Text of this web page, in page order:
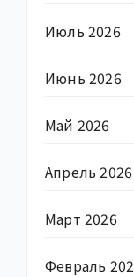
Июль 2026
Июнь 2026
Май 2026
Апрель 2026
Март 2026
Февраль